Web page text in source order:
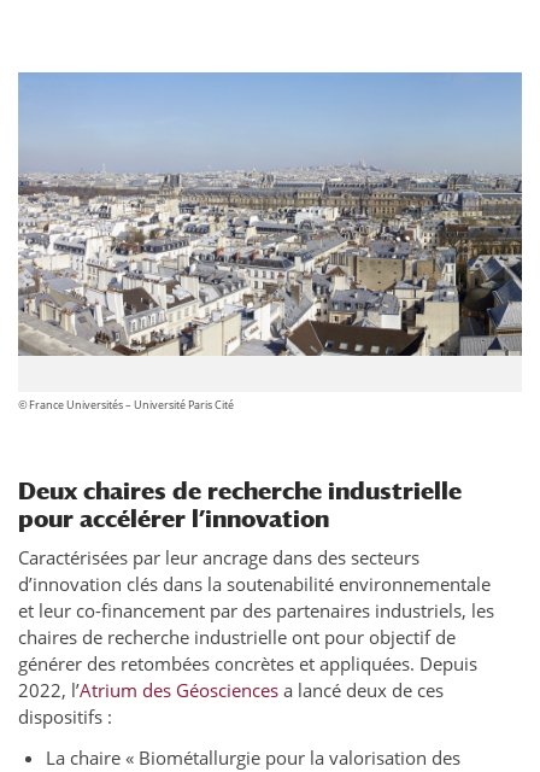
©France Universités – Université Paris Cité
Deux chaires de recherche industrielle
pour accélérer l’innovation
Caractérisées par leur ancrage dans des secteurs
d’innovation clés dans la soutenabilité environnementale
et leur co-financement par des partenaires industriels, les
chaires de recherche industrielle ont pour objectif de
générer des retombées concrètes et appliquées. Depuis
2022, l’Atrium des Géosciences a lancé deux de ces
dispositifs :
La chaire « Biométallurgie pour la valorisation des